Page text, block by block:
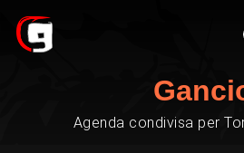
Agenda condivisa per